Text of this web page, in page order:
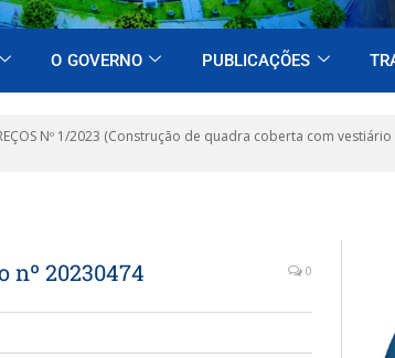
O GOVERNO PUBLICAÇÕES
Nº 1/2023 (Construção de quadra coberta com
nº 20230474 0